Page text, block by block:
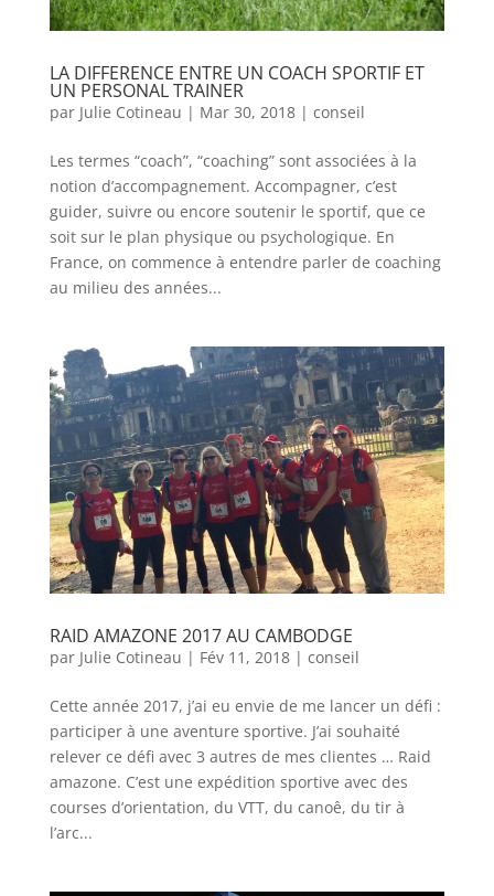
LA DIFFERENCE ENTRE UN COACH SPORTIF ET
UN PERSONAL TRAINER
par Julie Cotineau | Mar 30, 2018| conseil
Les termes “coach”, “coaching” sont associées à la
notion d’accompagnement. Accompagner, c’est
guider, suivre ou encore soutenir le sportif, que ce
soit sur le plan physique ou psychologique. En
France, on commence à entendre parler de coaching
au milieu des années...
RAID AMAZONE 2017 AU CAMBODGE
par Julie Cotineau | Fév 11, 2018| conseil
Cette année 2017, j’ai eu envie de me lancer un défi :
participer à une aventure sportive. J’ai souhaité
relever ce défi avec 3 autres de mes clientes … Raid
amazone. C’est une expédition sportive avec des
courses d’orientation, du VTT, du canoê, du tir à
l’arc...